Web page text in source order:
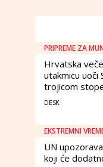
PRIPREME ZA
Hrvatska
utakmicu uoči
trojicom
DESK
EKSTREMNI
UN
koji će